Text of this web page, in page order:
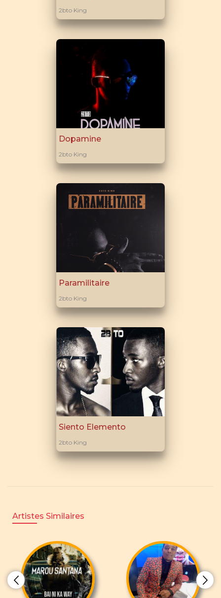
2bto King
Dopamine
2bto King
Paramilitaire
2bto King
Siento Elemento
2bto King
Artistes Similaires